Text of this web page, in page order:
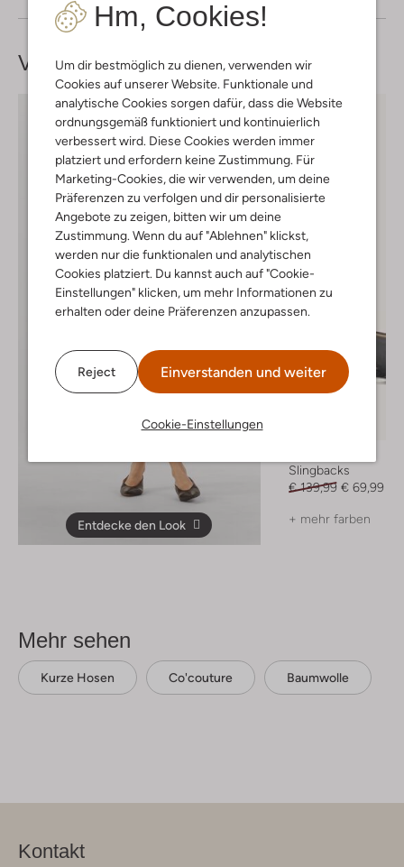
Hm, Cookies!
Um dir bestmöglich zu dienen, verwenden wir
Cookies auf unserer Website. Funktionale und
analytische Cookies sorgen dafür, dass die Website
ordnungsgemäß funktioniert und kontinuierlich
verbessert wird. Diese Cookies werden immer
platziert und erfordern keine Zustimmung. Für
Marketing-Cookies, die wir verwenden, um deine
Präferenzen zu verfolgen und dir personalisierte
Angebote zu zeigen, bitten wir um deine
Zustimmung. Wenn du auf "Ablehnen" klickst,
werden nur die funktionalen und analytischen
Cookies platziert. Du kannst auch auf "Cookie-
Einstellungen" klicken, um mehr Informationen zu
erhalten oder deine Präferenzen anzupassen.
Reject Einverstanden und weiter
Cookie-Einstellungen
Vervollständige deinenLook
Entdecke den Look
Slingbacks
€ 139,99 € 69,99
+ mehr farben
Mehr sehen
Kurze Hosen Co'couture Baumwolle
Kontakt